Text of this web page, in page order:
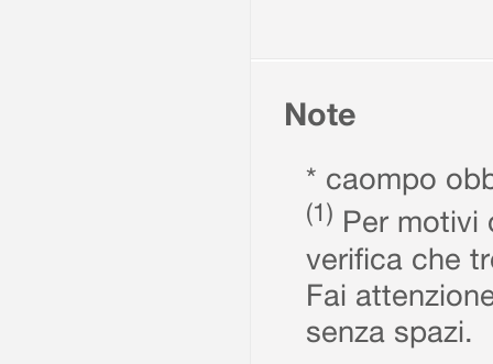
Note
* caompo
(1) Per motivi
verifica che
Fai
senza spazi.